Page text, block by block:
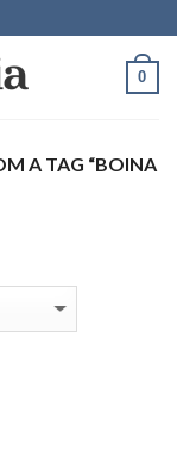
0
A TAG “BOINA